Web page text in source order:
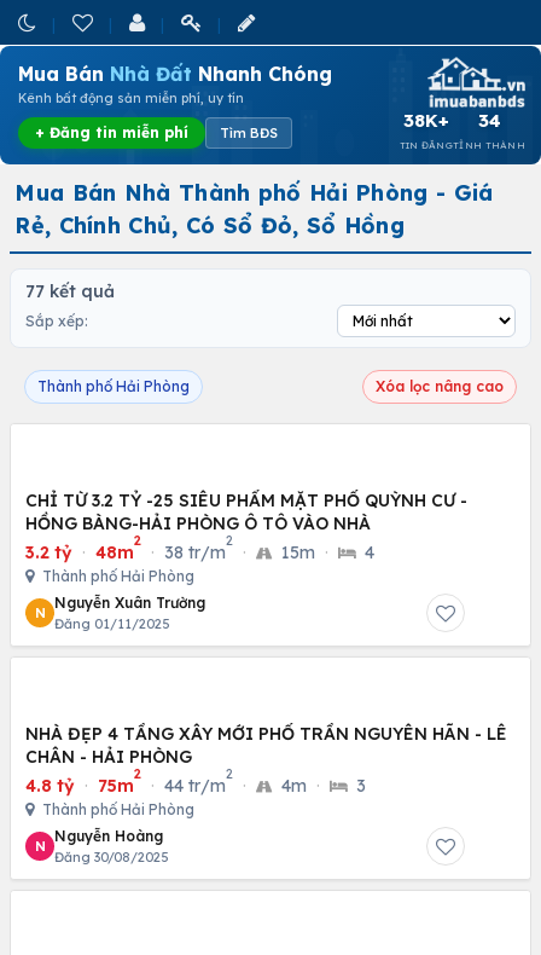
Mua Bán Nhà Đất Nhanh Chóng
Kênh bất động sản miễn phí, uy tín
+ Đăng tin miễn phí Tìm BĐS
38K+
TIN ĐĂNG
34
TỈNH THÀNH
Mua Bán Nhà Thành phố Hải Phòng - Giá
Rẻ, Chính Chủ, Có Sổ Đỏ, Sổ Hồng
77 kết quả
Sắp xếp:
Thành phố Hải Phòng Xóa lọc nâng cao
CHỈ TỪ 3.2 TỶ -25 SIÊU PHẨM MẶT PHỐ QUỲNH CƯ -
HỒNG BÀNG-HẢI PHÒNG Ô TÔ VÀO NHÀ
3.2 tỷ · 48m
2
· 38 tr/m
2
· 15m · 4
Thành phố Hải Phòng
N
Nguyễn Xuân Trường
Đăng 01/11/2025
NHÀ ĐẸP 4 TẦNG XÂY MỚI PHỐ TRẦN NGUYÊN HÃN - LÊ
CHÂN - HẢI PHÒNG
4.8 tỷ · 75m
2
· 44 tr/m
2
· 4m · 3
Thành phố Hải Phòng
N
Nguyễn Hoàng
Đăng 30/08/2025